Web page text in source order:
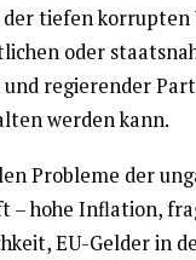
der tiefen
oder
regierender
werden kann.
Probleme der
– hohe Inflation,
EU-Gelder in